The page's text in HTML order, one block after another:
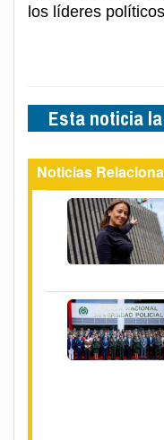
los líderes
Esta noticia
Noticias